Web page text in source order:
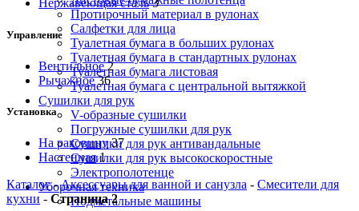
Протирочный материал в рулонах
Салфетки для лица
Туалетная бумага в больших рулонах
Туалетная бумага в стандартных рулонах
Туалетная бумага листовая
Туалетная бумага с центральной вытяжкой
Сушилки для рук
V-образные сушилки
Погружные сушилки для рук
Сушилки для рук антивандальные
Сушилки для рук высокоскоростные
Электрополотенце
Уборочная техника
Подметальные машины
Нержавеющая сталь 3
Управление
Вентильное 2
Рычажное 36
Установка
На раковину 37
Настенная 1
Каталог-Аксессуары для ванной и санузла - Смесители для
кухни - Страница 2